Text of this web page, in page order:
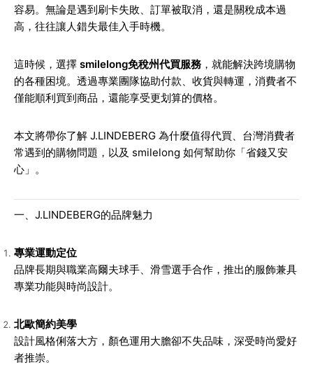
容易。無論是遇到刷卡失敗、訂單被取消，還是關稅成本過
高，往往讓人錯失最佳入手時機。
這時候，選擇 smilelong免稅州代買服務 ，就能解決跨境購物
的各種困境。透過專業團隊協助付款、收貨與轉運，消費者不
僅能順利買到商品，還能享受更划算的價格。
本文將帶你了解 J.LINDEBERG 為什麼值得代買、台灣消費者
常遇到的購物問題，以及 smilelong 如何幫助你「省錢又安
心」。
一、J.LINDEBERG的品牌魅力
專業運動定位
品牌長期與職業高爾夫球手、滑雪選手合作，推出的服飾兼具
專業功能與時尚設計。
北歐簡約美學
設計風格俐落大方，顏色運用大膽卻不失品味，深受時尚愛好
者推崇。